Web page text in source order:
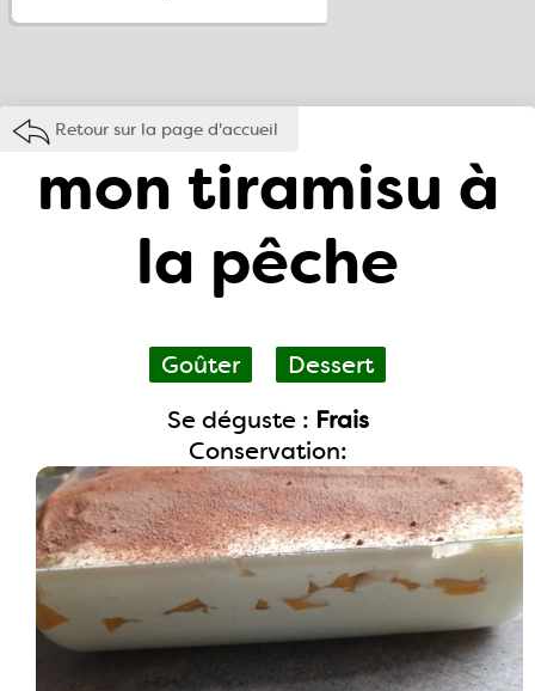
Retour sur la page d'accueil
mon tiramisu à
la pêche
Goûter
Dessert
Se déguste : Frais
Conservation: